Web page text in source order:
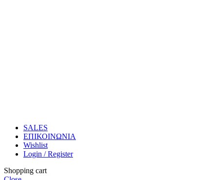
SALES
ΕΠΙΚΟΙΝΩΝΙΑ
Wishlist
Login / Register
Shopping cart